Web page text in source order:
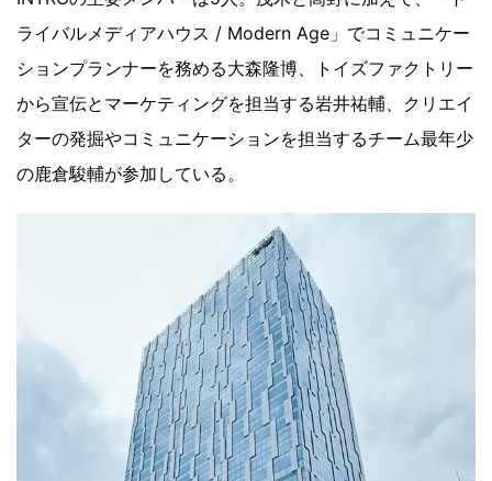
ライバルメディアハウス / Modern Age」でコミュニケー
ションプランナーを務める大森隆博、トイズファクトリー
から宣伝とマーケティングを担当する岩井祐輔、クリエイ
ターの発掘やコミュニケーションを担当するチーム最年少
の鹿倉駿輔が参加している。